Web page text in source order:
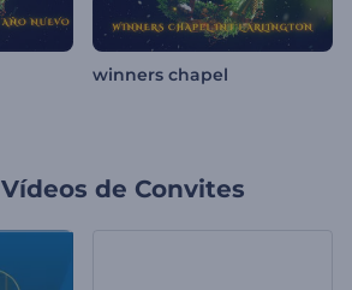
winners chapel
Vídeos de Convites